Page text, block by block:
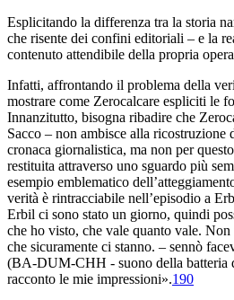
Esplicitando la differenza tra la storia
che risente dei confini editoriali – e la
contenuto attendibile della propria
Infatti, affrontando il problema della
mostrare come Zerocalcare espliciti le
Innanzitutto, bisogna ribadire che
Sacco – non ambisce alla ricostruzione
cronaca giornalistica, ma non per
restituita attraverso uno sguardo più
esempio emblematico
verità è rintracciabile nell’episodio a
Erbil ci sono stato un giorno, quindi
che ho visto, che vale quanto vale.
che sicuramente ci stanno. – sennò
(BA-DUM-CHH - suono della batteria
racconto le mie impressioni».190